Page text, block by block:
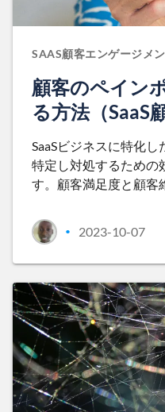
SAAS顧客エンゲージメ
顧客のペイン
る方法（SaaS
SaaSビジネスに特化
特定し対処するための
す。顧客満足度と顧客
• 2023-10-07